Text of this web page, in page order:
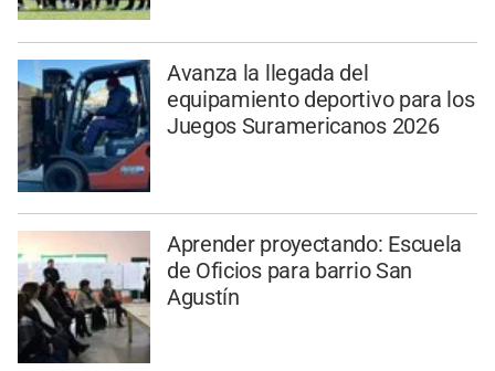
Avanza la llegada del
equipamiento deportivo para los
Juegos Suramericanos 2026
Aprender proyectando: Escuela
de Oficios para barrio San
Agustín